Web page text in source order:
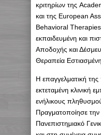
κριτηρίων της
και της European
Behavioral
εκπαιδευμένη και
Αποδοχής και
Θεραπεία
Η επαγγελματική της
εκτεταμένη κλινική
ενήλικους
Πραγματοποίησε
Πανεπιστημιακό